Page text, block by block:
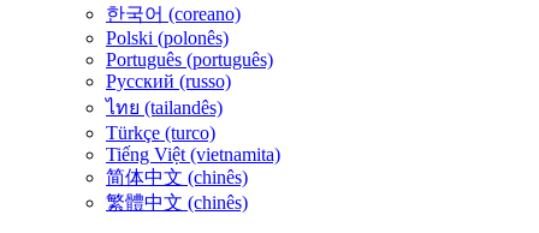
한국어 (coreano)
Polski (polonês)
Português (português)
Русский (russo)
ไทย (tailandês)
Türkçe (turco)
Tiếng Việt (vietnamita)
简体中文 (chinês)
繁體中文 (chinês)